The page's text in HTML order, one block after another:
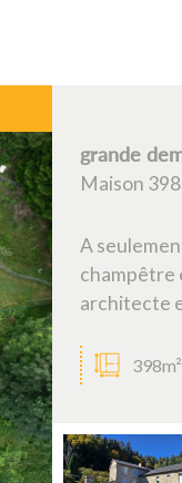
grande
Maison
A
champêtre
architecte
398m²